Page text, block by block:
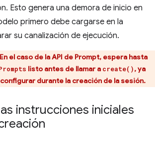
Esto genera una demora de inicio en
primero debe cargarse en la
su canalización de ejecución.
En el caso de la API de Prompt, espera hasta
listo antes de llamar a create(), ya
durante la creación de la sesión.
instrucciones iniciales